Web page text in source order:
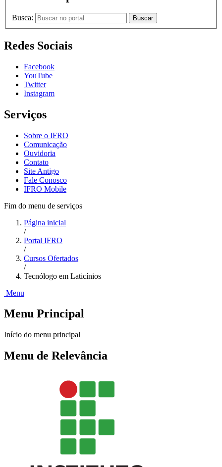
Busca: Buscar
Redes Sociais
Facebook
YouTube
Twitter
Instagram
Serviços
Sobre o IFRO
Comunicação
Ouvidoria
Contato
Site Antigo
Fale Conosco
IFRO Mobile
Fim do menu de serviços
Página inicial
/
Portal IFRO
/
Cursos Ofertados
/
Tecnólogo em Laticínios
Menu
Menu Principal
Início do menu principal
Menu de Relevância